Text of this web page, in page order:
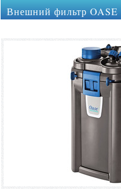
Внешний фильтр OASE